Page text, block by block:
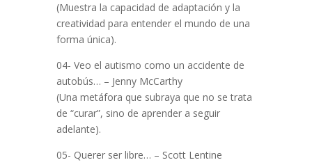
(Muestra la capacidad de adaptación y la
creatividad para entender el mundo de una
forma única).
04- Veo el autismo como un accidente de
autobús… – Jenny McCarthy
(Una metáfora que subraya que no se trata
de “curar”, sino de aprender a seguir
adelante).
05- Querer ser libre… – Scott Lentine